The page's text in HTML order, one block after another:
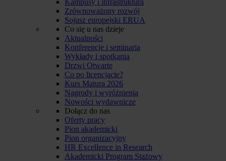
Zrównoważony rozwój
Sojusz europejski ERUA
Co się u nas dzieje
Aktualności
Konferencje i seminaria
Wykłady i spotkania
Drzwi Otwarte
Co po licencjacie?
Kurs Matura 2026
Nagrody i wyróżnienia
Nowości wydawnicze
Dołącz do nas
Oferty pracy
Pion akademicki
Pion organizacyjny
HR Excellence in Research
Akademicki Program Stażowy